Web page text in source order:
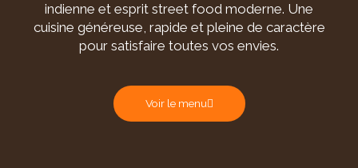
indienne et esprit street food moderne. Une
cuisine généreuse, rapide et pleine de caractère
pour satisfaire toutes vos envies.
Voir le menu